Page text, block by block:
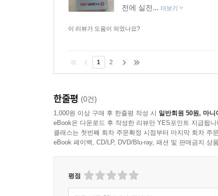
전에 실전... 더보기
이 리뷰가 도움이 되었나요?
1 2
한줄평 (0건)
1,000원 이상 구매 후 한줄평 작성 시 일반회원 50원, 마니
eBook은 다운로드 후 작성한 리뷰만 YES포인트 지급됩니
클래스는 첫번째 회차 주문확정 시점부터 마지막 회차 주
eBook 페이백, CD/LP, DVD/Blu-ray, 패션 및 판매금지 상
평점